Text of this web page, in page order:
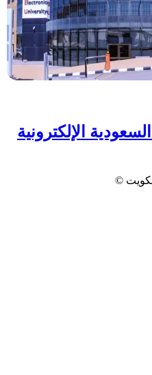
الإلكترونية
©